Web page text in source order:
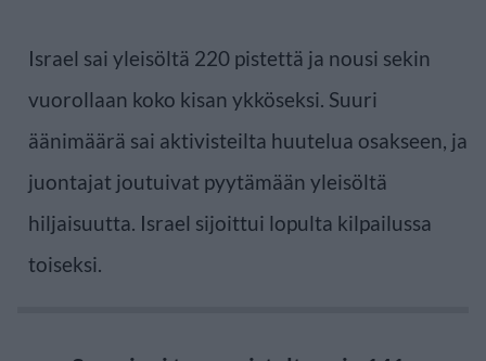
Israel sai yleisöltä 220 pistettä ja nousi sekin
vuorollaan koko kisan ykköseksi. Suuri
äänimäärä sai aktivisteilta huutelua osakseen, ja
juontajat joutuivat pyytämään yleisöltä
hiljaisuutta. Israel sijoittui lopulta kilpailussa
toiseksi.